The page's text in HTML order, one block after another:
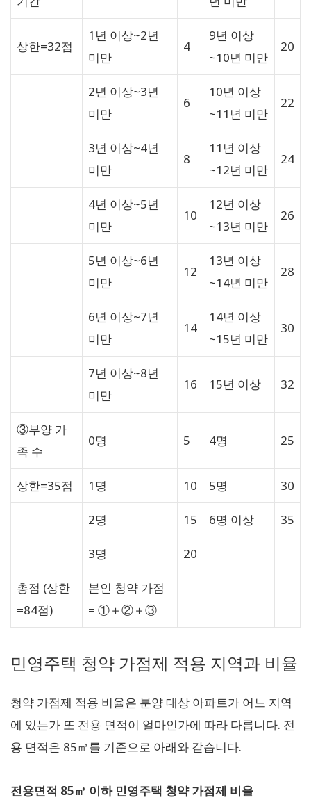
상한=32점
1년 이상~2년
미만
4
9년 이상
~10년 미만
20
2년 이상~3년
미만
6
10년 이상
~11년 미만
22
3년 이상~4년
미만
8
11년 이상
~12년 미만
24
4년 이상~5년
미만
10
12년 이상
~13년 미만
26
5년 이상~6년
미만
12
13년 이상
~14년 미만
28
6년 이상~7년
미만
14
14년 이상
~15년 미만
30
7년 이상~8년
미만
16 15년 이상 32
③부양 가
족 수
0명 5 4명 25
상한=35점 1명 10 5명 30
2명 15 6명 이상 35
3명 20
총점 (상한
=84점)
본인 청약 가점
= ①＋②＋③
민영주택 청약 가점제 적용 지역과 비율
청약 가점제 적용 비율은 분양 대상 아파트가 어느 지역
에 있는가 또 전용 면적이 얼마인가에 따라 다릅니다. 전
용 면적은 85㎡를 기준으로 아래와 같습니다.
전용면적 85㎥ 이하 민영주택 청약 가점제 비율